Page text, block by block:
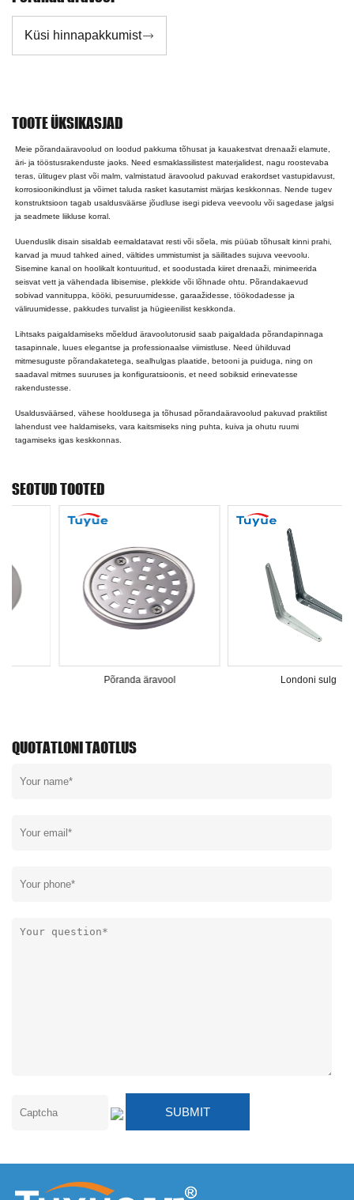
Küsi hinnapakkumist
TOOTE ÜKSIKASJAD
Meie põrandaäravoolud on loodud pakkuma tõhusat ja kauakestvat drenaaži elamute,
äri- ja tööstusrakenduste jaoks. Need esmaklassilistest materjalidest, nagu roostevaba
teras, ülitugev plast või malm, valmistatud äravoolud pakuvad erakordset vastupidavust,
korrosioonikindlust ja võimet taluda rasket kasutamist märjas keskkonnas. Nende tugev
konstruktsioon tagab usaldusväärse jõudluse isegi pideva veevoolu või sagedase jalgsi
ja seadmete liikluse korral.
Uuenduslik disain sisaldab eemaldatavat resti või sõela, mis püüab tõhusalt kinni prahi,
karvad ja muud tahked ained, vältides ummistumist ja säilitades sujuva veevoolu.
Sisemine kanal on hoolikalt kontuuritud, et soodustada kiiret drenaaži, minimeerida
seisvat vett ja vähendada libisemise, plekkide või lõhnade ohtu. Põrandakaevud
sobivad vannituppa, kööki, pesuruumidesse, garaažidesse, töökodadesse ja
väliruumidesse, pakkudes turvalist ja hügieenilist keskkonda.
Lihtsaks paigaldamiseks mõeldud äravoolutorusid saab paigaldada põrandapinnaga
tasapinnale, luues elegantse ja professionaalse viimistluse. Need ühilduvad
mitmesuguste põrandakatetega, sealhulgas plaatide, betooni ja puiduga, ning on
saadaval mitmes suuruses ja konfiguratsioonis, et need sobiksid erinevatesse
rakendustesse.
Usaldusväärsed, vähese hooldusega ja tõhusad põrandaäravoolud pakuvad praktilist
lahendust vee haldamiseks, vara kaitsmiseks ning puhta, kuiva ja ohutu ruumi
tagamiseks igas keskkonnas.
SEOTUD TOOTED
Põranda äravool Londoni sulg
QUOTATLONI TAOTLUS